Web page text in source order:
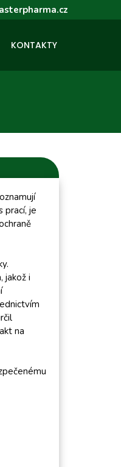
KONTAKTY
prací, je
jakož i
na